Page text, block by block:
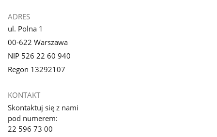
ADRES
ul. Polna 1
00-622 Warszawa
NIP 526 22 60 940
Regon 13292107
KONTAKT
Skontaktuj się z nami
pod numerem:
22 596 73 00